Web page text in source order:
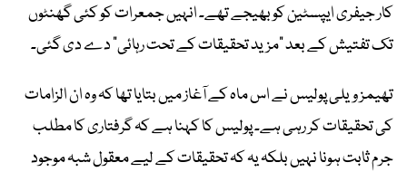
کار جیفری ایپسٹین کو بھیجے تھے۔ انہیں جمعرات کو کئی گھنٹوں
تک تفتیش کے بعد “مزید تحقیقات کے تحت رہائی” دے دی گئی۔
تھیمز ویلی پولیس نے اس ماہ کے آغاز میں بتایا تھا کہ وہ ان الزامات
کی تحقیقات کر رہی ہے۔ پولیس کا کہنا ہے کہ گرفتاری کا مطلب
جرم ثابت ہونا نہیں بلکہ یہ کہ تحقیقات کے لیے معقول شبہ موجود